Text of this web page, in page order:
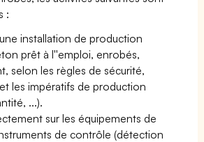
:
installation de production
prêt à l''emploi, enrobés,
selon les règles de sécurité,
les impératifs de production
...).
sur les équipements de
de contrôle (détection